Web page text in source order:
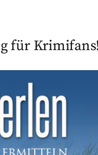
für Krimifans!